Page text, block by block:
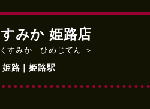
みか 姫路店
すみか ひめじてん ＞
姫路｜姫路駅